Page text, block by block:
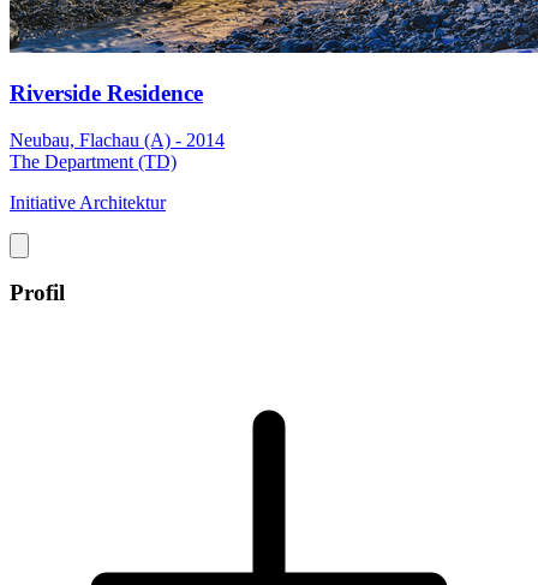
Riverside Residence
Neubau, Flachau (A) - 2014
The Department (TD)
Initiative Architektur
Profil